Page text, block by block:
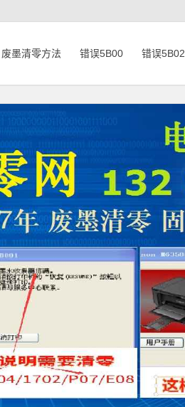
废墨清零方法 错误5B00 错误5B02